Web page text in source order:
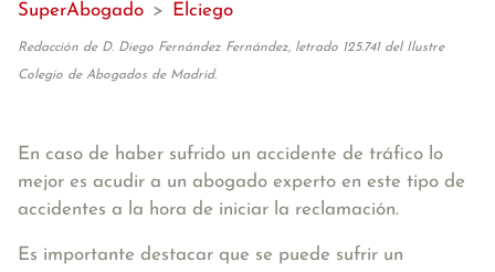
SuperAbogado > Elciego
Redacción de D. Diego Fernández Fernández, letrado 125.741 del Ilustre
Colegio de Abogados de Madrid.
En caso de haber sufrido un accidente de tráfico lo
mejor es acudir a un abogado experto en este tipo de
accidentes a la hora de iniciar la reclamación.
Es importante destacar que se puede sufrir un